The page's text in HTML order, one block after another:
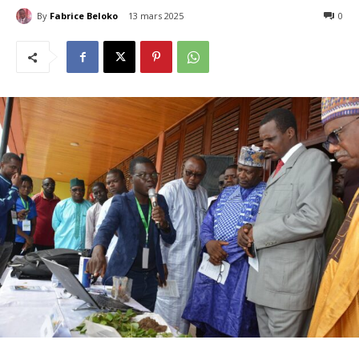
By Fabrice Beloko 13 mars 2025 0